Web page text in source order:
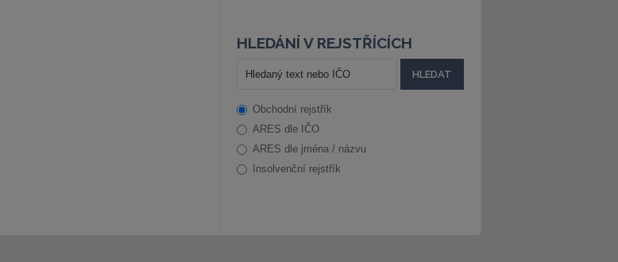
HLEDÁNÍ V REJSTŘÍCÍCH
Obchodní rejstřík
ARES dle IČO
ARES dle jména / názvu
Insolvenční rejstřík